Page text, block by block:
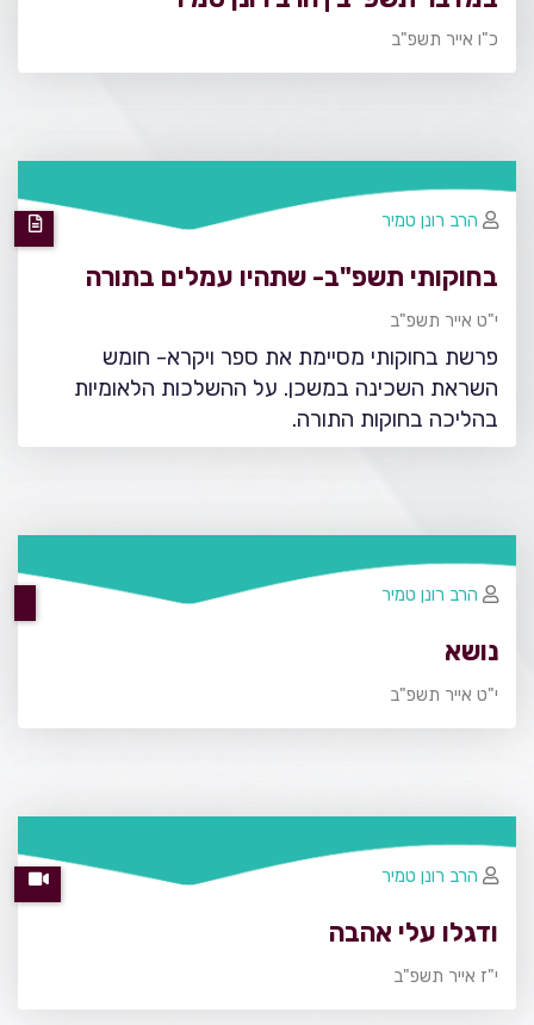
כ"ו אייר תשפ"ב
בחוקותי תשפ"ב- שתהיו עמלים בתורה
י"ט אייר תשפ"ב
פרשת בחוקותי מסיימת את ספר ויקרא- חומש
השראת השכינה במשכן. על ההשלכות הלאומיות
בהליכה בחוקות התורה.
הרב רונן טמיר
נושא
י"ט אייר תשפ"ב
הרב רונן טמיר
ודגלו עלי אהבה
י"ז אייר תשפ"ב
הרב רונן טמיר